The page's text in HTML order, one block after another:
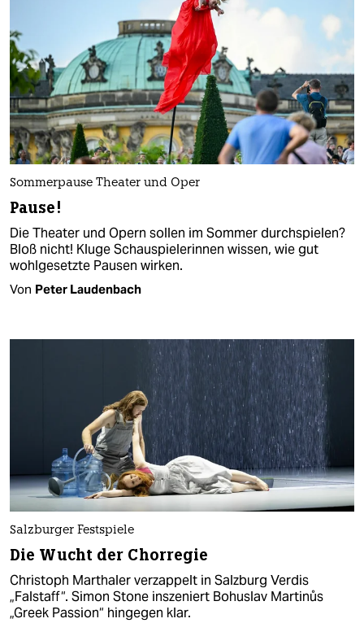
Sommerpause Theater und Oper
Pause!
Die Theater und Opern sollen im Sommer durchspielen?
Bloß nicht! Kluge Schauspielerinnen wissen, wie gut
wohlgesetzte Pausen wirken.
Von Peter Laudenbach
Salzburger Festspiele
Die Wucht der Chorregie
Christoph Marthaler verzappelt in Salzburg Verdis
„Falstaff“. Simon Stone inszeniert Bohuslav Martinůs
„Greek Passion“ hingegen klar.